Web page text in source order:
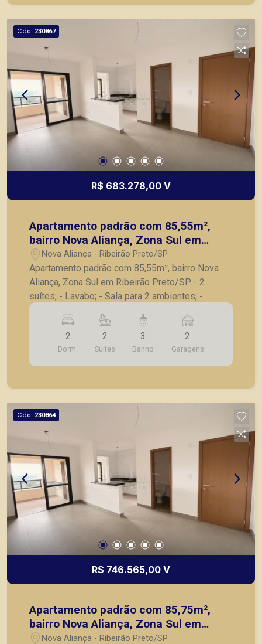
Ribeirão Preto.
Cód. 230867
R$ 683.278,00 V
Apartamento padrão com 85,55m²,
bairro Nova Aliança, Zona Sul em
Ribeirão Preto/SP.
Nova Aliança - Ribeirão Preto/SP
Apartamento padrão com 85,55m², bairro Nova
Aliança, Zona Sul em Ribeirão Preto/SP. - 2
suítes; - Lavabo; - Sala para 2 ambientes; -
Varanda gourmet com churrasqueira; - Cozinha; -
Lavanderia; - 2 vagas de garagem. A Piramid tem
como objetivo atender seus clientes com
agilidade e segurança, em locação, vendas de
imóveis prontos, usados ou mesmo nos
2
Dorm.
2
Suítes
3
Banho
2
Garagens
Cód. 230864
R$ 746.565,00 V
Apartamento padrão com 85,75m²,
bairro Nova Aliança, Zona Sul em
Ribeirão Preto/SP.
Nova Aliança - Ribeirão Preto/SP